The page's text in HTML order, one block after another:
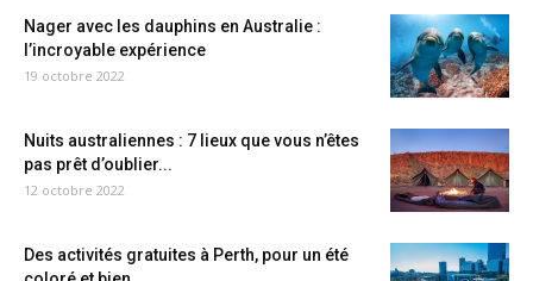
Nager avec les dauphins en Australie :
l’incroyable expérience
19 octobre 2022
Nuits australiennes : 7 lieux que vous n’êtes
pas prêt d’oublier...
12 octobre 2022
Des activités gratuites à Perth, pour un été